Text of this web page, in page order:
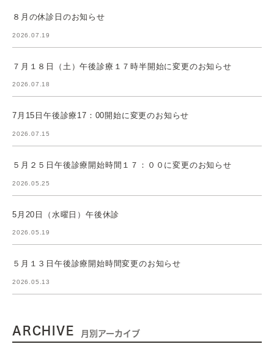
８月の休診日のお知らせ
2026.07.19
７月１８日（土）午後診療１７時半開始に変更のお知らせ
2026.07.18
7月15日午後診療17：00開始に変更のお知らせ
2026.07.15
５月２５日午後診療開始時間１７：００に変更のお知らせ
2026.05.25
5月20日（水曜日）午後休診
2026.05.19
５月１３日午後診療開始時間変更のお知らせ
2026.05.13
ARCHIVE 月別アーカイブ